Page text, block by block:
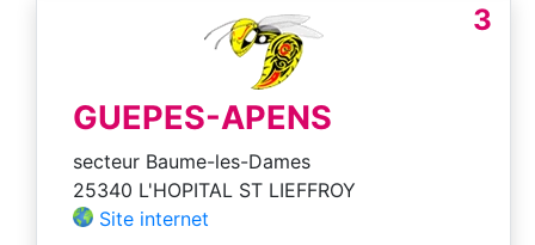
3
GUEPES-APENS
secteur Baume-les-Dames
25340 L'HOPITAL ST LIEFFROY
Site internet